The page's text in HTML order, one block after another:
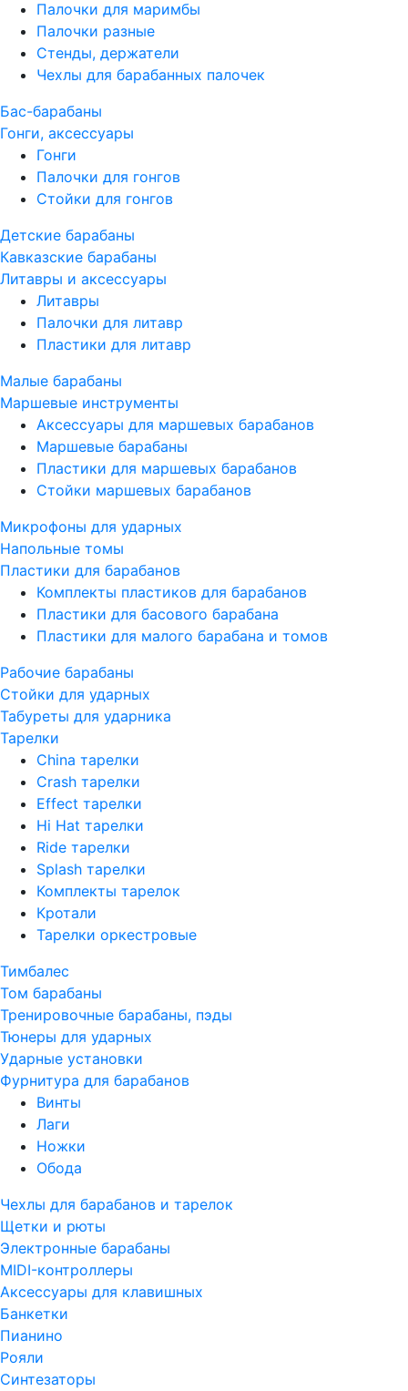
Палочки для маримбы
Палочки разные
Стенды, держатели
Чехлы для барабанных палочек
Бас-барабаны
Гонги, аксессуары
Гонги
Палочки для гонгов
Стойки для гонгов
Детские барабаны
Кавказские барабаны
Литавры и аксессуары
Литавры
Палочки для литавр
Пластики для литавр
Малые барабаны
Маршевые инструменты
Аксессуары для маршевых барабанов
Маршевые барабаны
Пластики для маршевых барабанов
Стойки маршевых барабанов
Микрофоны для ударных
Напольные томы
Пластики для барабанов
Комплекты пластиков для барабанов
Пластики для басового барабана
Пластики для малого барабана и томов
Рабочие барабаны
Стойки для ударных
Табуреты для ударника
Тарелки
China тарелки
Crash тарелки
Effect тарелки
Hi Hat тарелки
Ride тарелки
Splash тарелки
Комплекты тарелок
Кротали
Тарелки оркестровые
Тимбалес
Том барабаны
Тренировочные барабаны, пэды
Тюнеры для ударных
Ударные установки
Фурнитура для барабанов
Винты
Лаги
Ножки
Обода
Чехлы для барабанов и тарелок
Щетки и рюты
Электронные барабаны
MIDI-контроллеры
Аксессуары для клавишных
Банкетки
Пианино
Рояли
Синтезаторы